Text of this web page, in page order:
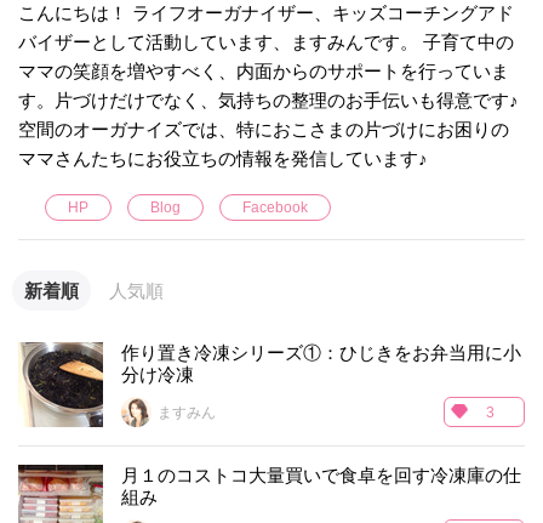
こんにちは！ ライフオーガナイザー、キッズコーチングアド
バイザーとして活動しています、ますみんです。 子育て中の
ママの笑顔を増やすべく、内面からのサポートを行っていま
す。片づけだけでなく、気持ちの整理のお手伝いも得意です♪
空間のオーガナイズでは、特におこさまの片づけにお困りの
ママさんたちにお役立ちの情報を発信しています♪
HP Blog Facebook
新着順 人気順
作り置き冷凍シリーズ①：ひじきをお弁当用に小
分け冷凍
ますみん 3
月１のコストコ大量買いで食卓を回す冷凍庫の仕
組み